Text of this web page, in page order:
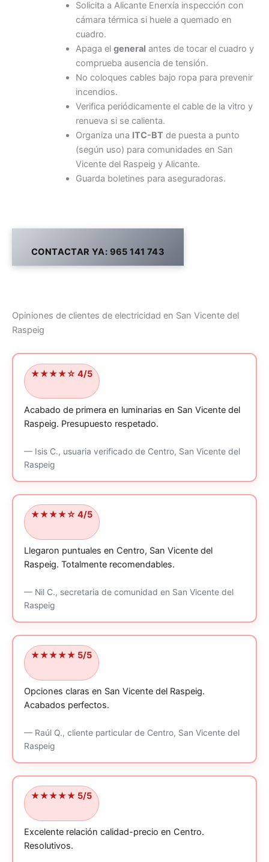
Solicita a Alicante Enerxía inspección con
cámara térmica si huele a quemado en
cuadro.
Apaga el general antes de tocar el cuadro y
comprueba ausencia de tensión.
No coloques cables bajo ropa para prevenir
incendios.
Verifica periódicamente el cable de la vitro y
renueva si se calienta.
Organiza una ITC-BTde puesta a punto
(según uso) para comunidades en San
Vicente del Raspeig y Alicante.
Guarda boletines para aseguradoras.
CONTACTAR YA: 965 141 743
Opiniones de clientes de electricidad en San Vicente del
Raspeig
★★★★☆ 4/5
Acabado de primera en luminarias en San Vicente del
Raspeig. Presupuesto respetado.
—Isis C., usuaria verificadode Centro, San Vicente del
Raspeig
★★★★☆ 4/5
Llegaron puntuales en Centro, San Vicente del
Raspeig. Totalmente recomendables.
—Nil C., secretaria de comunidad en San Vicente del
Raspeig
★★★★★ 5/5
Opciones claras en San Vicente del Raspeig.
Acabados perfectos.
—Raúl Q., cliente particularde Centro, San Vicente del
Raspeig
★★★★★ 5/5
Excelente relación calidad-precio en Centro.
Resolutivos.